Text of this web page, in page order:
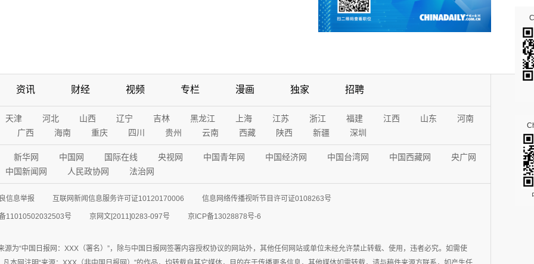
资讯 财经 视频 专栏 漫画 独家 招聘
天津 河北 山西 辽宁 吉林 黑龙江 上海 江苏 浙江 福建 江西 山东
河南
广西 海南 重庆 四川 贵州 云南 西藏 陕西 新疆 深圳
新华网 中国网 国际在线 央视网 中国青年网 中国经济网 中国台湾网 中国西藏网
央广网
中国新闻网 人民政协网 法治网
信息举报 互联网新闻信息服务许可证10120170006 信息网络传播视听节目许可证0108263号
11010502032503号 京网文[2011]0283-097号 京ICP备13028878号-6
源为“中国日报网：XXX（署名）”，除与中国日报网签署内容授权协议的网站外，其他任何网站或单位未经允许禁止转载、使用，违者必究。如需使